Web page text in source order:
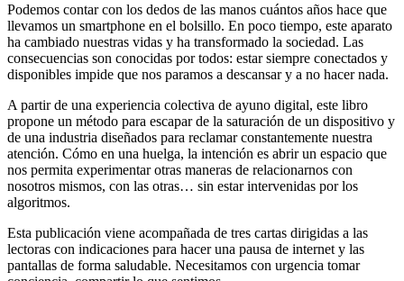
Podemos contar con los dedos de las manos cuántos años hace que
llevamos un smartphone en el bolsillo. En poco tiempo, este aparato
ha cambiado nuestras vidas y ha transformado la sociedad. Las
consecuencias son conocidas por todos: estar siempre conectados y
disponibles impide que nos paramos a descansar y a no hacer nada.
A partir de una experiencia colectiva de ayuno digital, este libro
propone un método para escapar de la saturación de un dispositivo y
de una industria diseñados para reclamar constantemente nuestra
atención. Cómo en una huelga, la intención es abrir un espacio que
nos permita experimentar otras maneras de relacionarnos con
nosotros mismos, con las otras… sin estar intervenidas por los
algoritmos.
Esta publicación viene acompañada de tres cartas dirigidas a las
lectoras con indicaciones para hacer una pausa de internet y las
pantallas de forma saludable. Necesitamos con urgencia tomar